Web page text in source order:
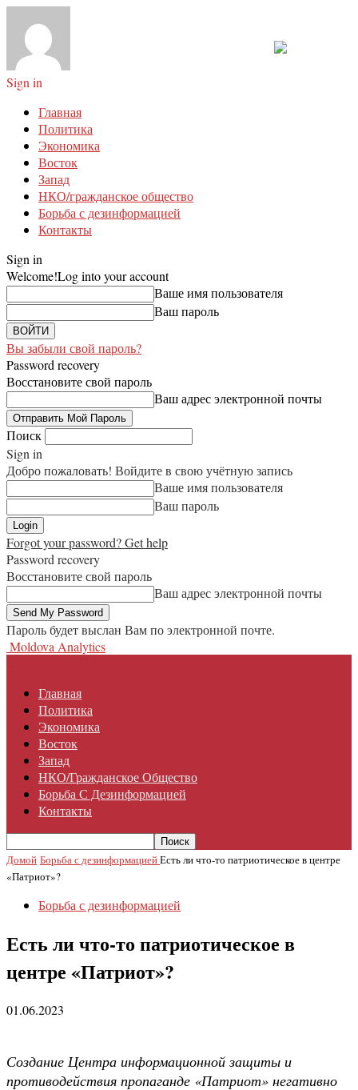
Sign in
Главная
Политика
Экономика
Восток
Запад
НКО/гражданское общество
Борьба с дезинформацией
Контакты
Sign in
Welcome!Log into your account
Ваше имя пользователя
Ваш пароль
Вы забыли свой пароль?
Password recovery
Восстановите свой пароль
Ваш адрес электронной почты
Поиск
Sign in
Добро пожаловать! Войдите в свою учётную запись
Ваше имя пользователя
Ваш пароль
Forgot your password? Get help
Password recovery
Восстановите свой пароль
Ваш адрес электронной почты
Пароль будет выслан Вам по электронной почте.
Moldova Analytics
Главная
Политика
Экономика
Восток
Запад
НКО/гражданское Общество
Борьба С Дезинформацией
Контакты
Домой Борьба с дезинформациейЕсть ли что-то патриотическое в центре
«Патриот»?
Борьба с дезинформацией
Есть ли что-то патриотическое в
центре «Патриот»?
01.06.2023
Создание Центра информационной защиты и
противодействия пропаганде «Патриот» негативно